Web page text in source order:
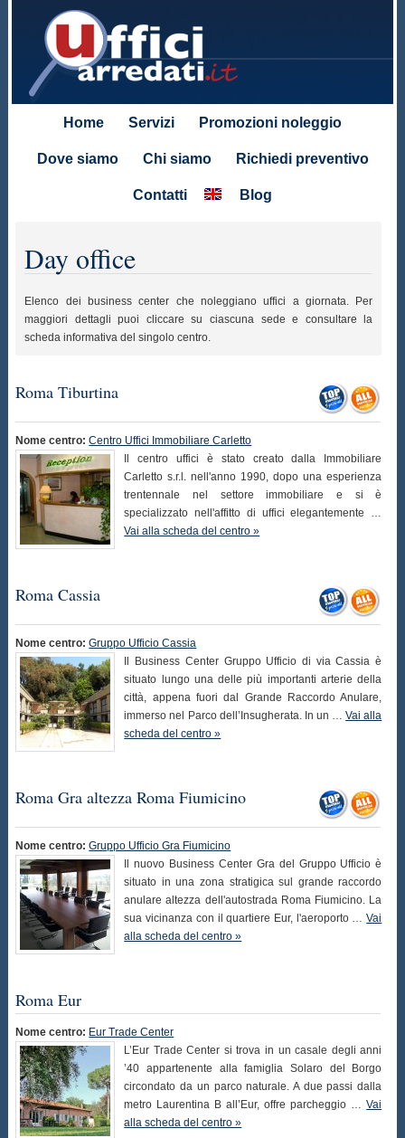
Home Servizi Promozioni noleggio
Dove siamo Chi siamo Richiedi preventivo
Contatti Blog
Day office
Elenco dei business center che noleggiano uffici a giornata. Per
maggiori dettagli puoi cliccare su ciascuna sede e consultare la
scheda informativa del singolo centro.
Roma Tiburtina
Nome centro: Centro Uffici Immobiliare Carletto
Il centro uffici è stato creato dalla Immobiliare
Carletto s.r.l. nell'anno 1990, dopo una esperienza
trentennale nel settore immobiliare e si è
specializzato nell'affitto di uffici elegantemente …
Vai alla scheda del centro »
Roma Cassia
Nome centro: Gruppo Ufficio Cassia
Il Business Center Gruppo Ufficio di via Cassia è
situato lungo una delle più importanti arterie della
città, appena fuori dal Grande Raccordo Anulare,
immerso nel Parco dell’Insugherata. In un …Vai alla
scheda del centro »
Roma Gra altezza Roma Fiumicino
Nome centro: Gruppo Ufficio Gra Fiumicino
Il nuovo Business Center Gra del Gruppo Ufficio è
situato in una zona stratigica sul grande raccordo
anulare altezza dell'autostrada Roma Fiumicino. La
sua vicinanza con il quartiere Eur, l'aeroporto …Vai
alla scheda del centro »
Roma Eur
Nome centro: Eur Trade Center
L’Eur Trade Center si trova in un casale degli anni
’40 appartenente alla famiglia Solaro del Borgo
circondato da un parco naturale. A due passi dalla
metro Laurentina B all’Eur, offre parcheggio …Vai
alla scheda del centro »